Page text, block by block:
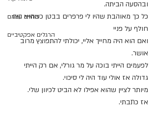
החיים עצמם
הרגלים אפקטיביים
ובהסעה הביתה.
כל כך מאוהבת שהיו לי פרפרים בבטן כשהוא היה
חולף על פניי
ואם הוא היה מחייך אליי, יכולתי להתפוצץ מרוב
אושר.
לפעמים הייתי בוכה על מר גורלי, אם רק הייתי
גדולה אז אולי עוד היה לי סיכוי.
מיותר לציין שהוא אפילו לא הביט לכיוון שלי.
אז כתבתי.